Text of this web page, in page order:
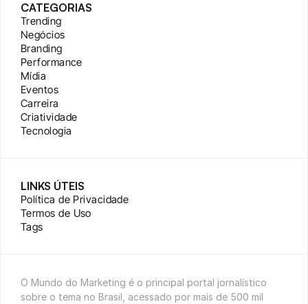
CATEGORIAS
Trending
Negócios
Branding
Performance
Mídia
Eventos
Carreira
Criatividade
Tecnologia
LINKS ÚTEIS
Política de Privacidade
Termos de Uso
Tags
O Mundo do Marketing é o principal portal jornalístico
sobre o tema no Brasil, acessado por mais de 500 mil